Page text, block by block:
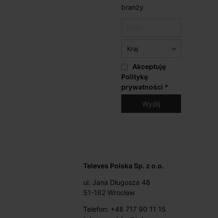
branży
Akceptuję
Politykę
prywatności *
Televes Polska Sp. z o.o.
ul. Jana Długosza 48
51-162 Wrocław
Telefon: +48 717 90 11 15